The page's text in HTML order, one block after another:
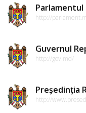
Linia
pentru
informare
decizională
Parlamentul
http://
Guvernul
http://gov.md/
Președinția
http://